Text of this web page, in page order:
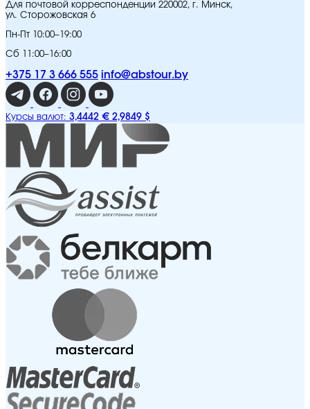
Для почтовой корреспонденции 220002, г. Минск,
ул. Сторожовская 6
Пн-Пт 10:00–19:00
Сб 11:00–16:00
+375 17 3 666 555 info@abstour.by
Курсы валют: 3,4442 € 2,9849 $